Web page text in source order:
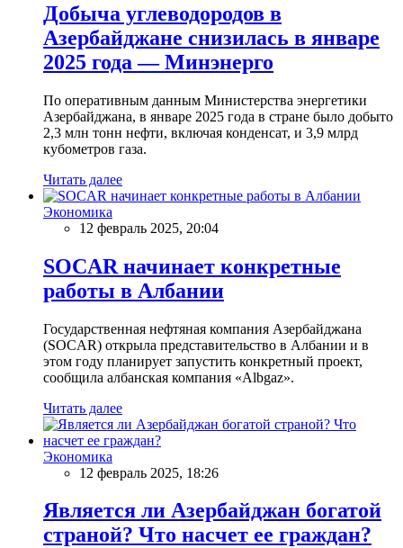
Добыча углеводородов в
Азербайджане снизилась в январе
2025 года — Минэнерго
По оперативным данным Министерства энергетики
Азербайджана, в январе 2025 года в стране было добыто
2,3 млн тонн нефти, включая конденсат, и 3,9 млрд
кубометров газа.
Читать далее
Экономика
12 февраль 2025, 20:04
SOCAR начинает конкретные
работы в Албании
Государственная нефтяная компания Азербайджана
(SOCAR) открыла представительство в Албании и в
этом году планирует запустить конкретный проект,
сообщила албанская компания «Albgaz».
Читать далее
Экономика
12 февраль 2025, 18:26
Является ли Азербайджан богатой
страной? Что насчет ее граждан?